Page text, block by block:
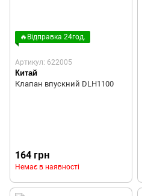
🔥Відправка 24год.
Артикул: 622005
Китай
Клапан впускний DLH1100
164 грн
Немає в наявності